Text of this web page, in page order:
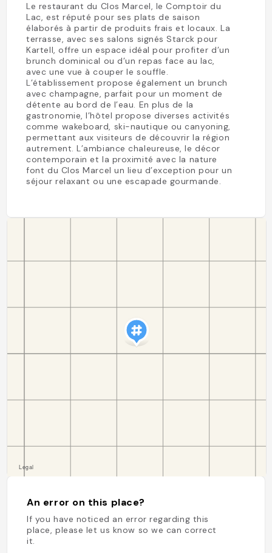
Le restaurant du Clos Marcel, le Comptoir du
Lac, est réputé pour ses plats de saison
élaborés à partir de produits frais et locaux. La
terrasse, avec ses salons signés Starck pour
Kartell, offre un espace idéal pour profiter d’un
brunch dominical ou d’un repas face au lac,
avec une vue à couper le souffle.
L’établissement propose également un brunch
avec champagne, parfait pour un moment de
détente au bord de l’eau. En plus de la
gastronomie, l’hôtel propose diverses activités
comme wakeboard, ski-nautique ou canyoning,
permettant aux visiteurs de découvrir la région
autrement. L’ambiance chaleureuse, le décor
contemporain et la proximité avec la nature
font du Clos Marcel un lieu d’exception pour un
séjour relaxant ou une escapade gourmande.
An error on this place?
If you have noticed an error regarding this
place, please let us know so we can correct
it.